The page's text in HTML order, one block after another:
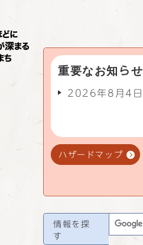
重要なお知らせ
2026年8月4日
ハザードマップ
情報を探
す